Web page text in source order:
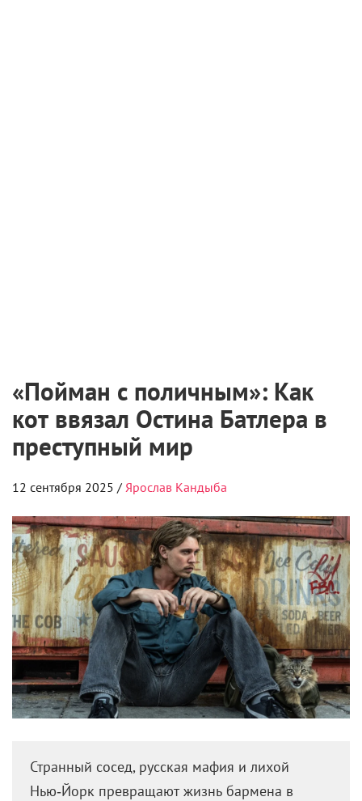
«Пойман с поличным»: Как
кот ввязал Остина Батлера в
преступный мир
12 сентября 2025 / Ярослав Кандыба
Странный сосед, русская мафия и лихой
Нью‑Йорк превращают жизнь бармена в